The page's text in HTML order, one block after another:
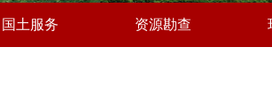
国土服务 资源勘查